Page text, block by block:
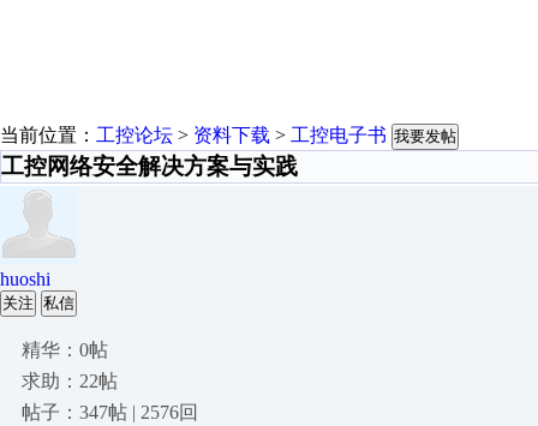
当前位置： 工控论坛 > 资料下载 > 工控电子书 我要发帖
工控网络安全解决方案与实践
huoshi
关注 私信
精华：0帖
求助：22帖
帖子：347帖 | 2576回